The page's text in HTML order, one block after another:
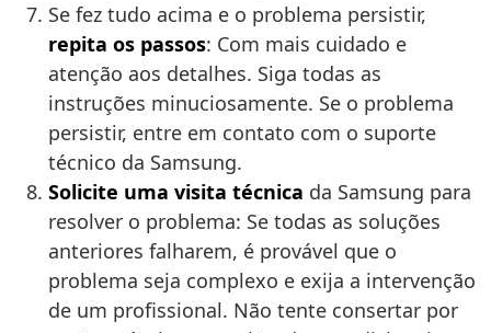
Se fez tudo acima e o problema persistir,
repita os passos: Com mais cuidado e
atenção aos detalhes. Siga todas as
instruções minuciosamente. Se o problema
persistir, entre em contato com o suporte
técnico da Samsung.
Solicite uma visita técnica da Samsung para
resolver o problema: Se todas as soluções
anteriores falharem, é provável que o
problema seja complexo e exija a intervenção
de um profissional. Não tente consertar por